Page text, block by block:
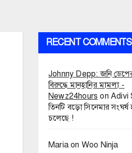
RECENT COMMENTS
Johnny Depp: জনি
বিরুদ্ধে মানহানির মামলা -
Newz24hours onAdivi
তিনটি বড়ো সিনেমার সংঘর্ষ
চলেছে !
Maria on Woo Ninja